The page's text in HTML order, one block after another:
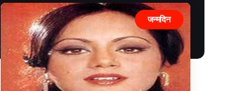
जन्मदिन